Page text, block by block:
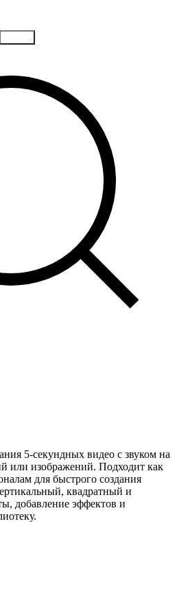
5-секундных видео с звуком на
или изображений. Подходит как
для быстрого создания
квадратный и
добавление эффектов и